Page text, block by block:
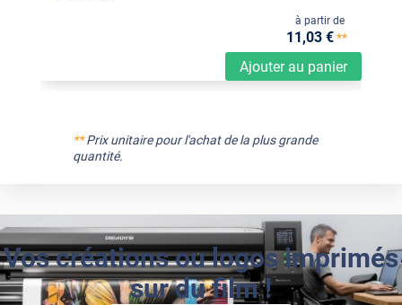
Ajouter au panier
à partir de
11 ,03 €**
**Prix unitaire pour l'achat de la plus grande
quantité.
Vos créations ou logos imprimés
sur du film !